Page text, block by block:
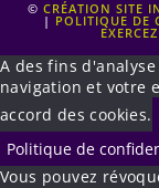
© CRÉATION SITE
| POLITIQUE DE
A des fins
navigation et votre
accord des cookies.
Politique de
Vous pouvez